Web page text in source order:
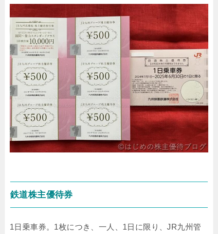
鉄道株主優待券
1日乗車券。1枚につき、一人、1日に限り、JR九州管